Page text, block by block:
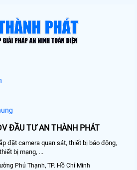
ĐẦU TƯ AN THÀNH PHÁT
đặt camera quan sát, thiết bị báo động,
bị mạng, ...
Phú Thạnh, TP. Hồ Chí Minh